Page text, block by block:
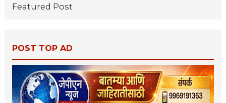
Featured Post
POST TOP AD